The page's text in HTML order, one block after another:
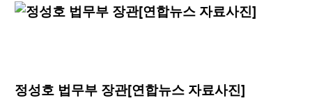
정성호 법무부 장관[연합뉴스 자료사진]